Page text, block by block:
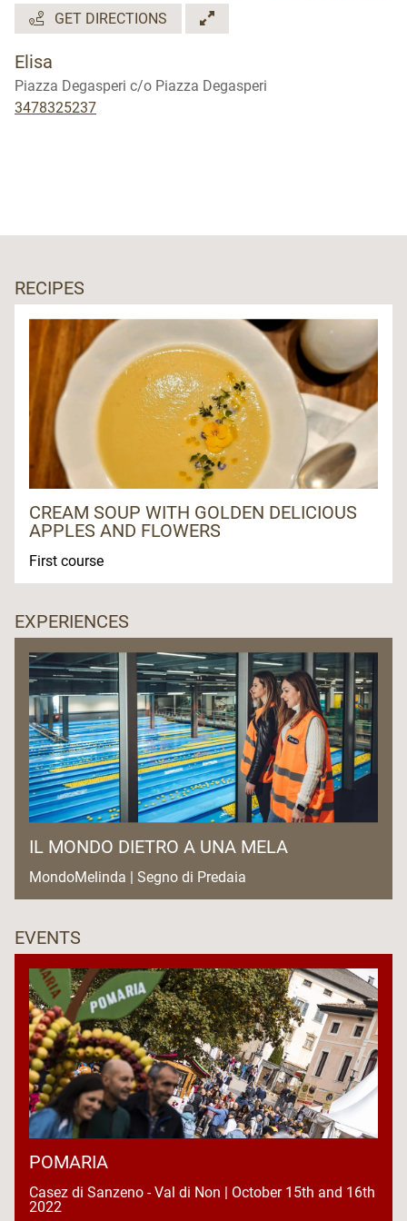
GET DIRECTIONS
Elisa
Piazza Degasperi c/o Piazza Degasperi
3478325237
RECIPES
CREAM SOUP WITH GOLDEN DELICIOUS
APPLES AND FLOWERS
First course
EXPERIENCES
IL MONDO DIETRO A UNA MELA
MondoMelinda | Segno di Predaia
EVENTS
POMARIA
Casez di Sanzeno - Val di Non | October 15th and 16th
2022